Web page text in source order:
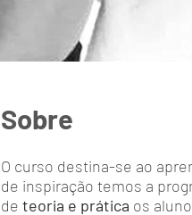
Sobre
O curso destina-se ao
de inspiração temos a
de teoria e prática os